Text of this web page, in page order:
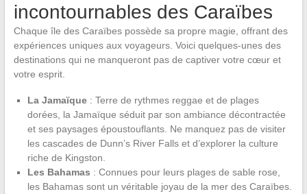
incontournables des Caraïbes
Chaque île des Caraïbes possède sa propre magie, offrant des
expériences uniques aux voyageurs. Voici quelques-unes des
destinations qui ne manqueront pas de captiver votre cœur et
votre esprit.
La Jamaïque: Terre de rythmes reggae et de plages
dorées, la Jamaïque séduit par son ambiance décontractée
et ses paysages époustouflants. Ne manquez pas de visiter
les cascades de Dunn’s River Falls et d’explorer la culture
riche de Kingston.
Les Bahamas : Connues pour leurs plages de sable rose,
les Bahamas sont un véritable joyau de la mer des Caraïbes.